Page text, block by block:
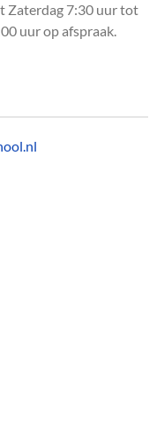
Zaterdag 7:30 uur tot
uur op afspraak.